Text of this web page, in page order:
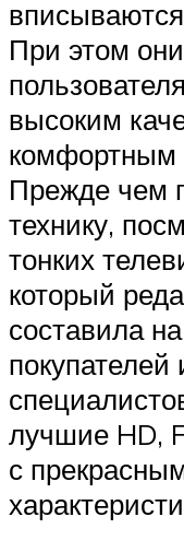
При этом
высоким
комфортным
Прежде чем
технику,
тонких
который
составила
покупателей
лучшие HD,
с